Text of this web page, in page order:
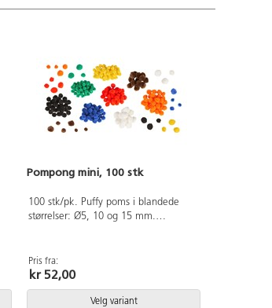
Pompong mini, 100 stk
100 stk/pk. Puffy poms i blandede
størrelser: Ø5, 10 og 15 mm.
Pris fra:
kr 52,00
Velg variant